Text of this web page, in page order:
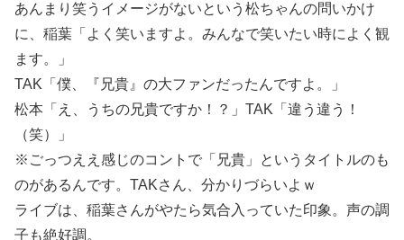
あんまり笑うイメージがないという松ちゃんの問いかけ
に、稲葉「よく笑いますよ。みんなで笑いたい時によく観
ます。」
TAK「僕、『兄貴』の大ファンだったんですよ。」
松本「え、うちの兄貴ですか！？」TAK「違う違う！
（笑）」
※ごっつええ感じのコントで「兄貴」というタイトルのも
のがあるんです。TAKさん、分かりづらいよｗ
ライブは、稲葉さんがやたら気合入っていた印象。声の調
子も絶好調。